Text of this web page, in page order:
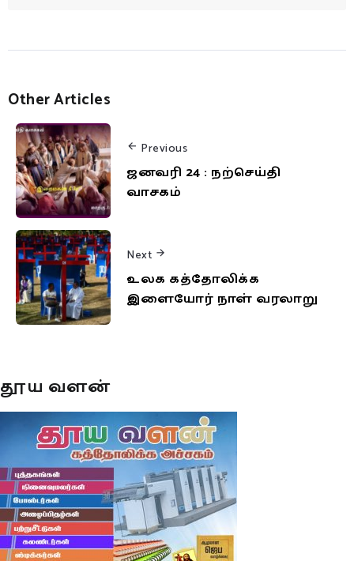
Other Articles
Previous
ஜனவரி 24 : நற்செய்தி
வாசகம்
Next
உலக கத்தோலிக்க
இளையோர் நாள் வரலாறு
தூய வளன்